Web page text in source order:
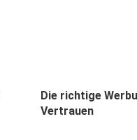
Die richtige
Vertrauen